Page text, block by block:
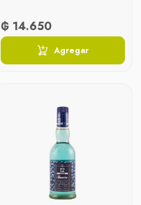
₲ 14.650
Agregar